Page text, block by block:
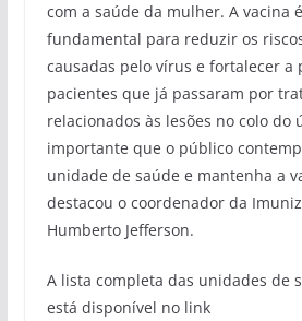
com a saúde da mulher. A vacina
fundamental para reduzir os
causadas pelo vírus e fortalecer a
pacientes que já passaram por
relacionados às lesões no colo do
importante que o público
unidade de saúde e mantenha a
destacou o coordenador da
Humberto Jefferson.
A lista completa das unidades de
está disponível no link